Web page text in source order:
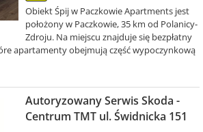
Obiekt Śpij w Paczkowie Apartments jest
położony w Paczkowie, 35 km od Polanicy-
Zdroju. Na miejscu znajduje się bezpłatny
apartamenty obejmują część wypoczynkową
Autoryzowany Serwis Skoda -
Centrum TMT ul. Świdnicka 151